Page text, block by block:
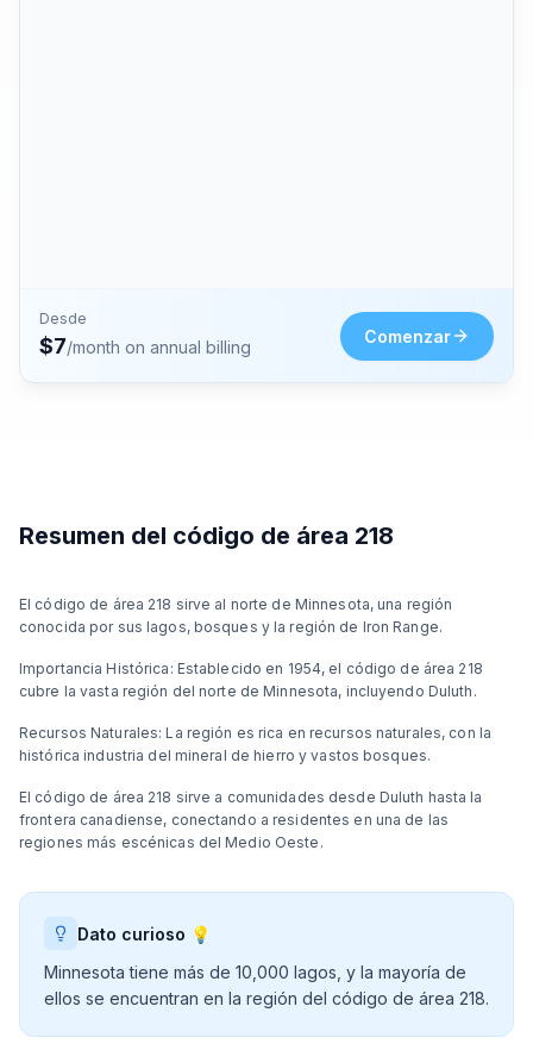
Desde
$7/month on annual billing
Comenzar
Resumen del código de área 218
El código de área 218 sirve al norte de Minnesota, una región
conocida por sus lagos, bosques y la región de Iron Range.
Importancia Histórica: Establecido en 1954, el código de área 218
cubre la vasta región del norte de Minnesota, incluyendo Duluth.
Recursos Naturales: La región es rica en recursos naturales, con la
histórica industria del mineral de hierro y vastos bosques.
El código de área 218 sirve a comunidades desde Duluth hasta la
frontera canadiense, conectando a residentes en una de las
regiones más escénicas del Medio Oeste.
Dato curioso 💡
Minnesota tiene más de 10,000 lagos, y la mayoría de
ellos se encuentran en la región del código de área 218.